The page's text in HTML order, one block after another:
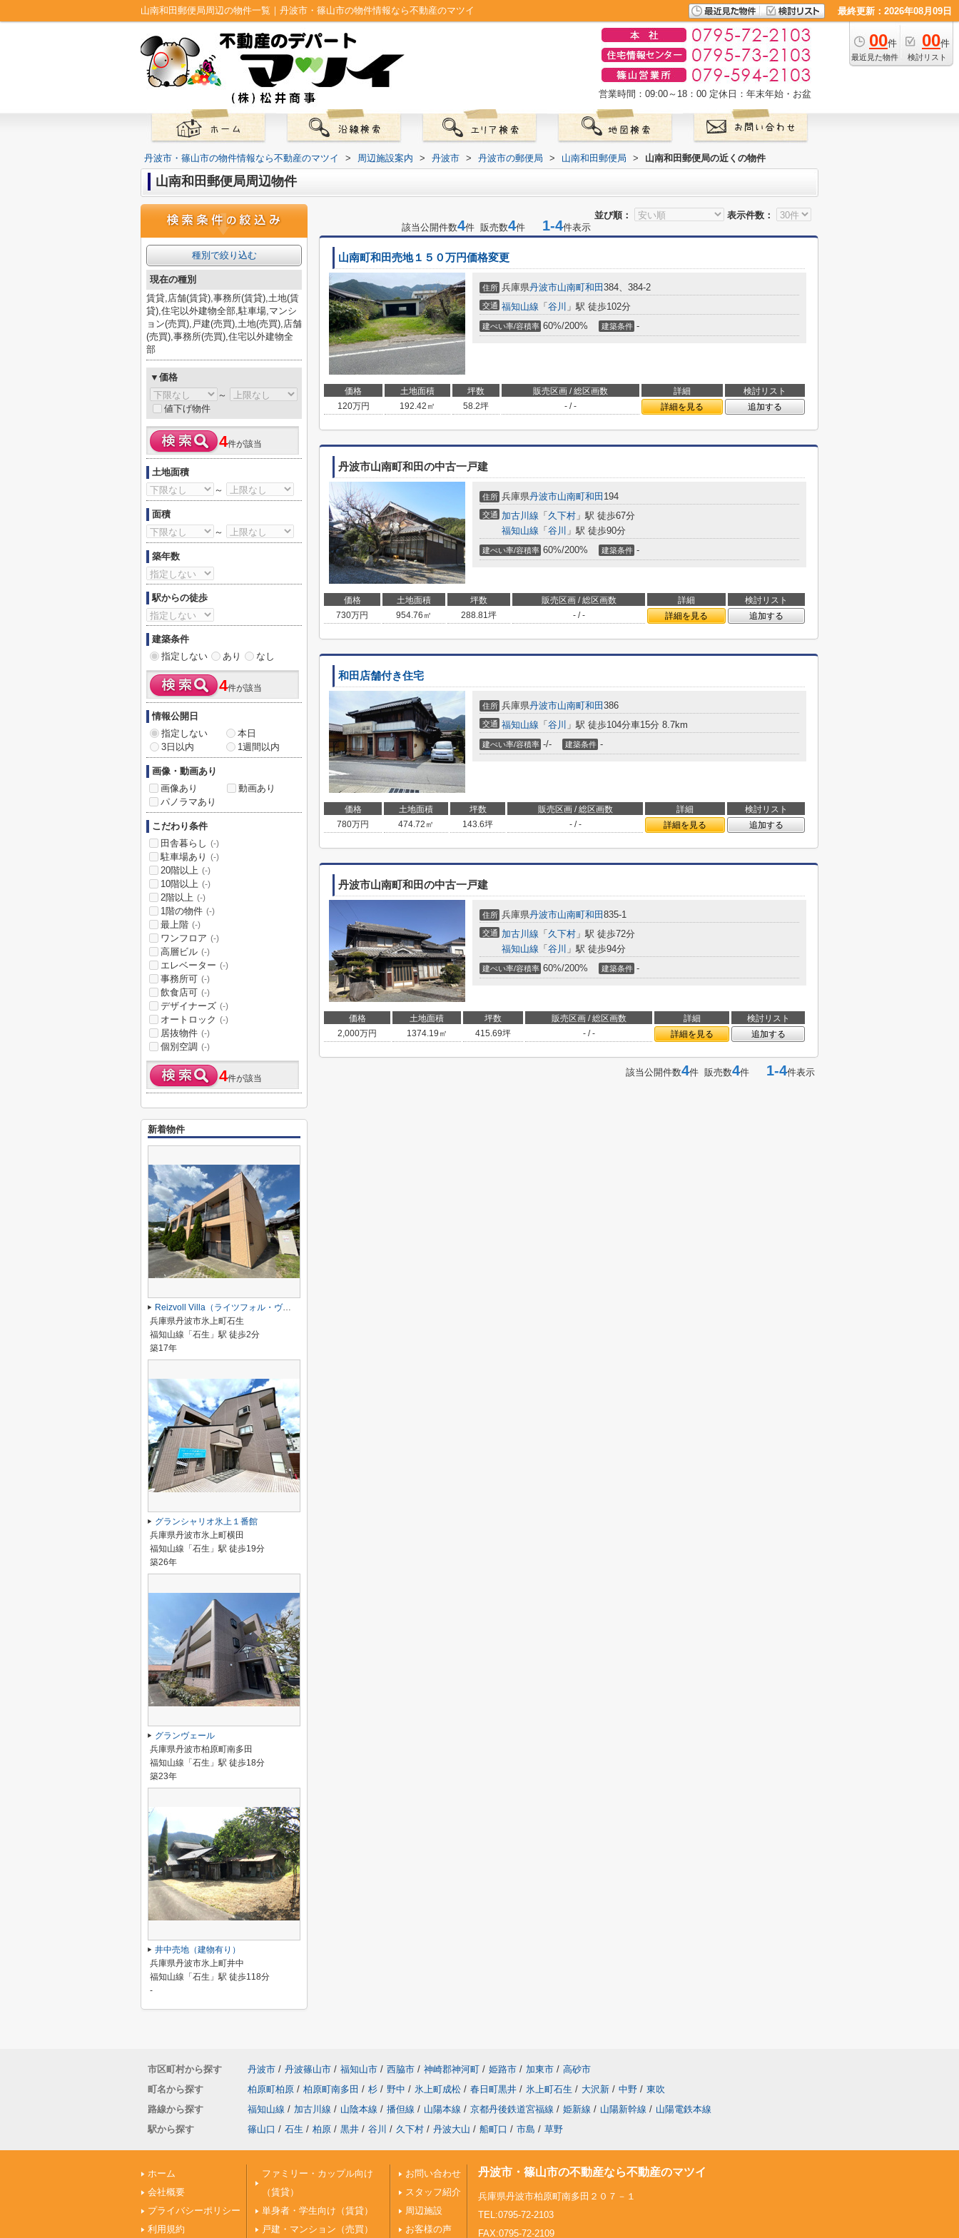
山南和田郵便局周辺の物件一覧｜丹波市・篠山市の物件情報なら不動産のマツイ 最終更新：2026年08月09日
00件
最近見た物件
00件
検討リスト
営業時間：09:00～18：00 定休日：年末年始・お盆
丹波市・篠山市の物件情報なら不動産のマツイ > 周辺施設案内 > 丹波市 > 丹波市の郵便局 > 山南和田郵便局 > 山南和田郵便局の近くの物件
山南和田郵便局周辺物件
並び順：
表示件数：
該当公開件数4件 販売数4件 1-4件表示
山南町和田売地１５０万円価格変更
住所 兵庫県丹波市山南町和田 384、384-2
交通 福知山線 「 谷川 」駅 徒歩102分
建ぺい率/容積率 60%/200% 建築条件 -
価格 土地面積 坪数 販売区画 / 総区画数 詳細
検討リスト
120万円 192.42㎡ 58.2坪 - / - 詳細を見る 追加する
丹波市山南町和田の中古一戸建
住所 兵庫県丹波市山南町和田 194
交通 加古川線 「 久下村 」駅 徒歩67分
福知山線 「 谷川 」駅 徒歩90分
建ぺい率/容積率 60%/200% 建築条件 -
価格 土地面積 坪数 販売区画 / 総区画数 詳細
検討リスト
730万円 954.76㎡ 288.81坪 - / - 詳細を見る 追加する
和田店舗付き住宅
住所 兵庫県丹波市山南町和田 386
交通 福知山線 「 谷川 」駅 徒歩104分車15分 8.7km
建ぺい率/容積率 -/- 建築条件 -
価格 土地面積 坪数 販売区画 / 総区画数 詳細
検討リスト
780万円 474.72㎡ 143.6坪 - / - 詳細を見る 追加する
丹波市山南町和田の中古一戸建
住所 兵庫県丹波市山南町和田 835-1
交通 加古川線 「 久下村 」駅 徒歩72分
福知山線 「 谷川 」駅 徒歩94分
建ぺい率/容積率 60%/200% 建築条件 -
価格 土地面積 坪数 販売区画 / 総区画数 詳細
検討リスト
2,000万円 1374.19㎡ 415.69坪 - / - 詳細を見る 追加する
該当公開件数4件 販売数4件 1-4件表示
種別で絞り込む
現在の種別
賃貸,店舗(賃貸),事務所(賃貸),土地(賃
貸),住宅以外建物全部,駐車場,マンシ
ョン(売買),戸建(売買),土地(売買),店舗
(売買),事務所(売買),住宅以外建物全
部
▼価格
～
値下げ物件
4件が該当
土地面積
～
面積
～
築年数
駅からの徒歩
建築条件
指定しない
あり なし
4件が該当
情報公開日
指定しない
本日
3日以内
1週間以内
画像・動画あり
画像あり
動画あり
パノラマあり
こだわり条件
田舎暮らし (-)
駐車場あり (-)
20階以上 (-)
10階以上 (-)
2階以上 (-)
1階の物件 (-)
最上階 (-)
ワンフロア (-)
高層ビル (-)
エレベーター (-)
事務所可 (-)
飲食店可 (-)
デザイナーズ (-)
オートロック (-)
居抜物件 (-)
個別空調 (-)
4件が該当
新着物件
Reizvoll Villa（ライツフォル・ヴィラ）
兵庫県丹波市氷上町石生
福知山線「石生」駅 徒歩2分
築17年
グランシャリオ氷上１番館
兵庫県丹波市氷上町横田
福知山線「石生」駅 徒歩19分
築26年
グランヴェール
兵庫県丹波市柏原町南多田
福知山線「石生」駅 徒歩18分
築23年
井中売地（建物有り）
兵庫県丹波市氷上町井中
福知山線「石生」駅 徒歩118分
-
市区町村から探す 丹波市 / 丹波篠山市 / 福知山市 / 西脇市 / 神崎郡神河町 / 姫路市 / 加東市 / 高砂市
町名から探す
柏原町柏原 / 柏原町南多田 / 杉 / 野中 / 氷上町成松 / 春日町黒井 / 氷上町石生 / 大沢新 / 中野 / 東吹
路線から探す
福知山線 / 加古川線 / 山陰本線 / 播但線 / 山陽本線 / 京都丹後鉄道宮福線 / 姫新線 / 山陽新幹線 / 山陽電鉄本線
駅から探す
篠山口 / 石生 / 柏原 / 黒井 / 谷川 / 久下村 / 丹波大山 / 船町口 / 市島 / 草野
ホーム
会社概要
プライバシーポリシー
利用規約
ファミリー・カップル向け
（賃貸）
単身者・学生向け（賃貸）
戸建・マンション（売買）
お問い合わせ
スタッフ紹介
周辺施設
お客様の声
丹波市・篠山市の不動産なら不動産のマツイ
兵庫県丹波市柏原町南多田２０７－１
TEL:0795-72-2103
FAX:0795-72-2109